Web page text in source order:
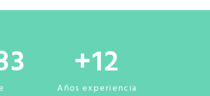
12
Años experiencia